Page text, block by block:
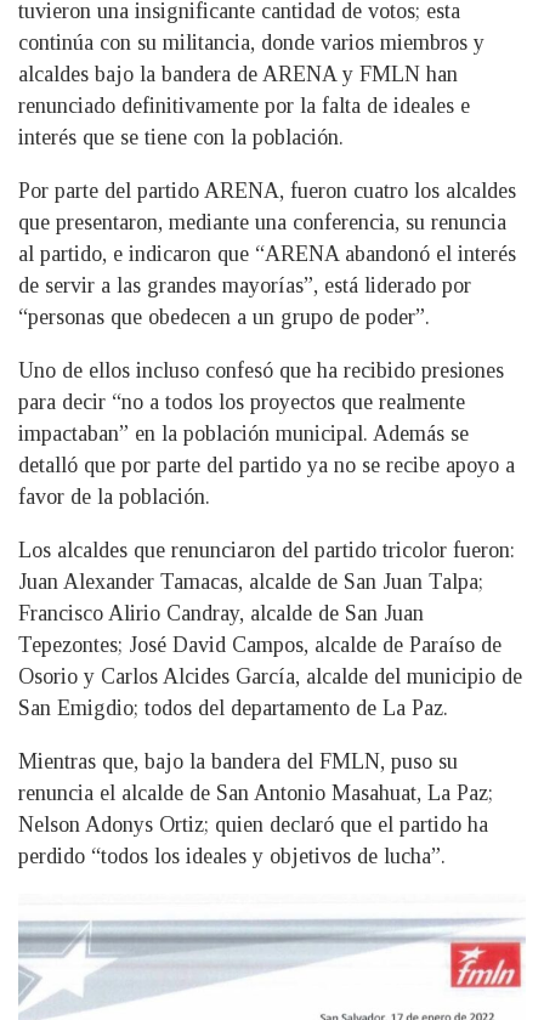
tuvieron una insignificante cantidad de votos; esta
continúa con su militancia, donde varios miembros y
alcaldes bajo la bandera de ARENA y FMLN han
renunciado definitivamente por la falta de ideales e
interés que se tiene con la población.
Por parte del partido ARENA, fueron cuatro los alcaldes
que presentaron, mediante una conferencia, su renuncia
al partido, e indicaron que “ARENA abandonó el interés
de servir a las grandes mayorías”, está liderado por
“personas que obedecen a un grupo de poder”.
Uno de ellos incluso confesó que ha recibido presiones
para decir “no a todos los proyectos que realmente
impactaban” en la población municipal. Además se
detalló que por parte del partido ya no se recibe apoyo a
favor de la población.
Los alcaldes que renunciaron del partido tricolor fueron:
Juan Alexander Tamacas, alcalde de San Juan Talpa;
Francisco Alirio Candray, alcalde de San Juan
Tepezontes; José David Campos, alcalde de Paraíso de
Osorio y Carlos Alcides García, alcalde del municipio de
San Emigdio; todos del departamento de La Paz.
Mientras que, bajo la bandera del FMLN, puso su
renuncia el alcalde de San Antonio Masahuat, La Paz;
Nelson Adonys Ortiz; quien declaró que el partido ha
perdido “todos los ideales y objetivos de lucha”.